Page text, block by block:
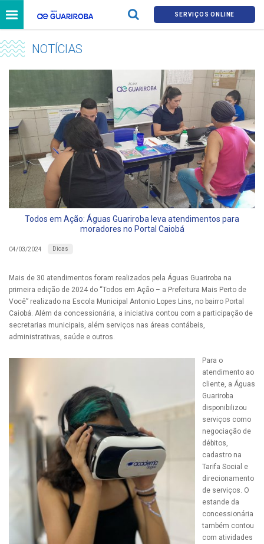
SERVIÇOS ONLINE
NOTÍCIAS
Todos em Ação: Águas Guariroba leva atendimentos para
moradores no Portal Caiobá
04/03/2024 Dicas
Mais de 30 atendimentos foram realizados pela Águas Guariroba na
primeira edição de 2024 do “Todos em Ação – a Prefeitura Mais Perto de
Você” realizado na Escola Municipal Antonio Lopes Lins, no bairro Portal
Caiobá. Além da concessionária, a iniciativa contou com a participação de
secretarias municipais, além serviços nas áreas contábeis,
administrativas, saúde e outros.
Para o
atendimento ao
cliente, a Águas
Guariroba
disponibilizou
serviços como
negociação de
débitos,
cadastro na
Tarifa Social e
direcionamento
de serviços. O
estande da
concessionária
também contou
com atividades